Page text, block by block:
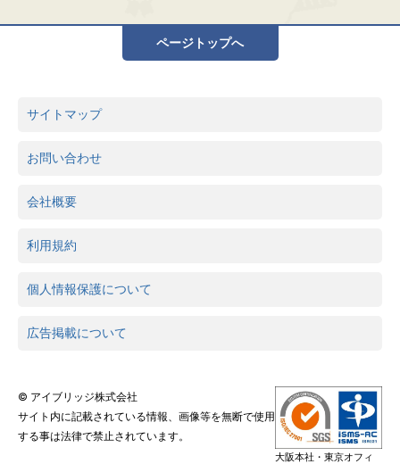
ページトップへ
サイトマップ
お問い合わせ
会社概要
利用規約
個人情報保護について
広告掲載について
© アイブリッジ株式会社
サイト内に記載されている情報、画像等を無断で使用
する事は法律で禁止されています。
大阪本社・東京オフィ